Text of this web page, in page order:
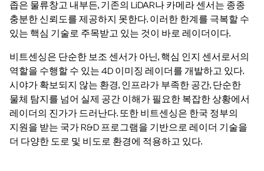
좁은 물류창고 내부든, 기존의 LiDAR나 카메라 센서는 종종
충분한 신뢰도를 제공하지 못한다. 이러한 한계를 극복할 수
있는 핵심 기술로 주목받고 있는 것이 바로 레이더이다.
비트센싱은 단순한 보조 센서가 아닌, 핵심 인지 센서로서의
역할을 수행할 수 있는 4D 이미징 레이더를 개발하고 있다.
시야가 확보되지 않는 환경, 인프라가 부족한 공간, 단순한
물체 탐지를 넘어 실제 공간 이해가 필요한 복잡한 상황에서
레이더의 진가가 드러난다. 또한 비트센싱은 한국 정부의
지원을 받는 국가 R&D 프로그램을 기반으로 레이더 기술을
더 다양한 도로 및 비도로 환경에 적용하고 있다.